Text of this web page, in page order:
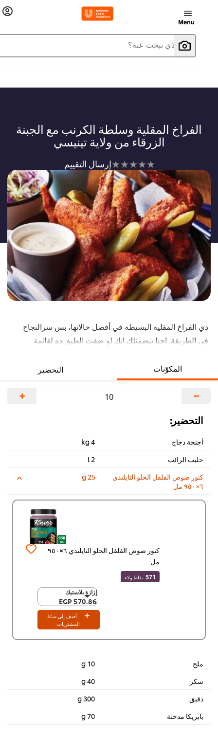
Menu
ما الذي تبحث عنه؟
الفراخ المقلية وسلطة الكرنب مع الجبنة
الزرقاء من ولاية تينيسي
لم
يتم
تقديم
أي
تقييمات
لهذا
إرسال التقييم
دي الفراخ المقلية البسيطة في أفضل حالاتها، بس سرالنجاح
في الطريقة. احنا بنضمنلك انك لو ضفت الطبق ده لقائمة
واحد من اكتر أطباق بتتباع عندك! شوف الوصفة كاملة.
المكوّنات التحضير
التحضير:
أجنحة دجاج
حليب الرائب
كنور صوص الفلفل الحلو التايلندي
25 g
كنور صوص الفلفل الحلو التايلندي ٦×٩٥٠
مل
571 نقاط ولاء
إزازة بلاستيك
570.86 EGP
إزازة بلاستيك
570.86 EGP
3,425.20 EGPأضف إلى سلة
المشتريات
ملح
10 g
سكر
40 g
دقيق
300 g
بابريكا مدخنة
70 g